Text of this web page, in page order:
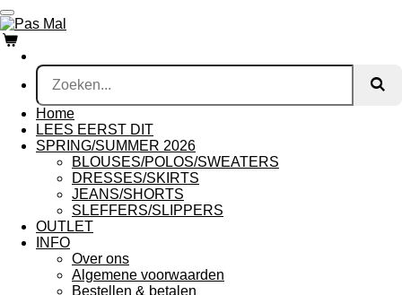
Ga
direct
naar
de
hoofdinhoud
Home
LEES EERST DIT
SPRING/SUMMER 2026
BLOUSES/POLOS/SWEATERS
DRESSES/SKIRTS
JEANS/SHORTS
SLEFFERS/SLIPPERS
OUTLET
INFO
Over ons
Algemene voorwaarden
Bestellen & betalen